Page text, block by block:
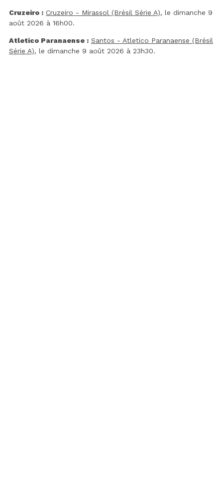
Cruzeiro : Cruzeiro - Mirassol (Brésil Série A), le dimanche 9
août 2026 à 16h00.
Atletico Paranaense : Santos - Atletico Paranaense (Brésil
Série A), le dimanche 9 août 2026 à 23h30.